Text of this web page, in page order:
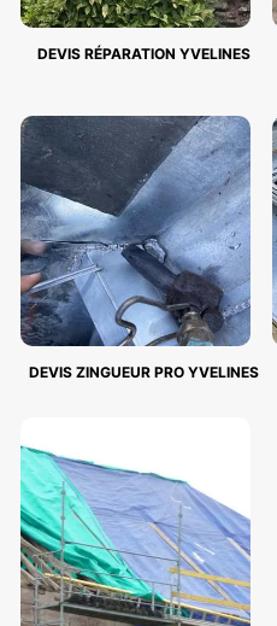
DEVIS RÉPARATION YVELINES
DEVIS ZINGUEUR PRO YVELINES